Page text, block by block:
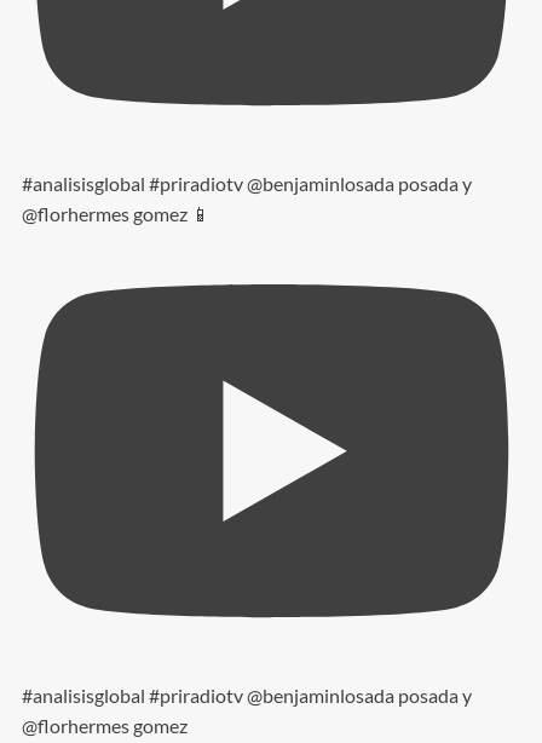
#analisisglobal #priradiotv @benjaminlosada posada y
@florhermes gomez 📱
#analisisglobal #priradiotv @benjaminlosada posada y
@florhermes gomez